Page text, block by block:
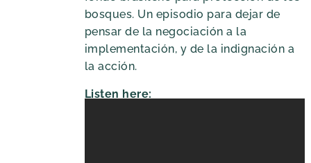
bosques. Un episodio para dejar de
pensar de la negociación a la
implementación, y de la indignación a
la acción.
Listen here: